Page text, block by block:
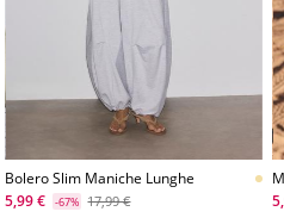
Bolero Slim Maniche Lunghe
5,99 €
-67% 17,99 €